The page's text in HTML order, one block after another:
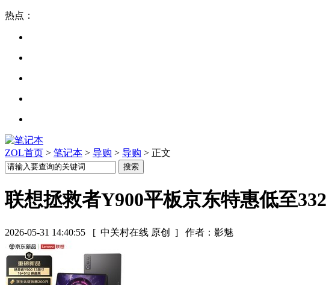
热点：
ZOL首页 > 笔记本 > 导购 > 导购 > 正文
联想拯救者Y900平板京东特惠低至
2026-05-31 14:40:55 [ 中关村在线 原创 ] 作者：影魅